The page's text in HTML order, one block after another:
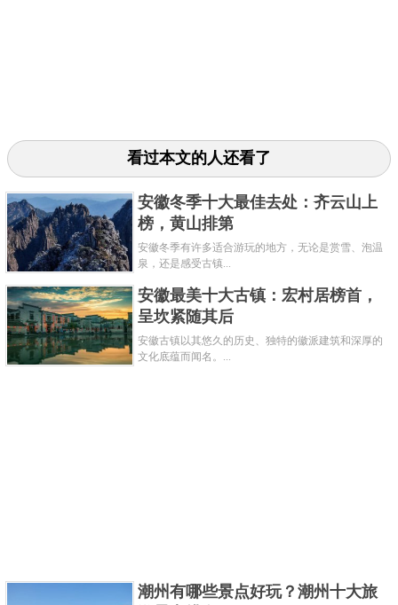
• 特色：因丰乐河、杭埠河、小南河三水穿镇而得名，
镇内河道环绕，有古城墙、古炮台、英王府等历史遗
迹，展现皖中地区晚清建筑群风貌。
• 位置：合肥市肥西县。
关键字：景点
共3页: 上一页 1 2 3 下一页
看过本文的人还看了
安徽冬季十大最佳去处：齐云山上
榜，黄山排第
安徽冬季有许多适合游玩的地方，无论是赏雪、泡温
泉，还是感受古镇...
安徽最美十大古镇：宏村居榜首，
呈坎紧随其后
安徽古镇以其悠久的历史、独特的徽派建筑和深厚的
文化底蕴而闻名。...
潮州有哪些景点好玩？潮州十大旅